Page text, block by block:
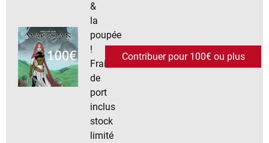
&
la
poupée
!
Frais
de
port
inclus
stock
limité
Contribuer pour 100€ ou plus